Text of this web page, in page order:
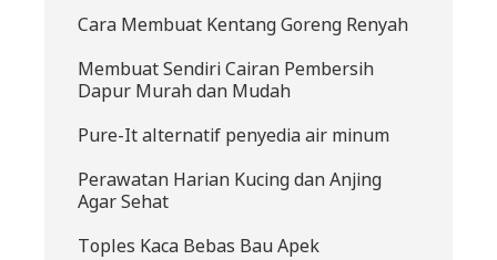
Cara Membuat Kentang Goreng Renyah
Membuat Sendiri Cairan Pembersih
Dapur Murah dan Mudah
Pure-It alternatif penyedia air minum
Perawatan Harian Kucing dan Anjing
Agar Sehat
Toples Kaca Bebas Bau Apek